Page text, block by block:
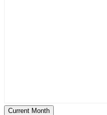
Current Month